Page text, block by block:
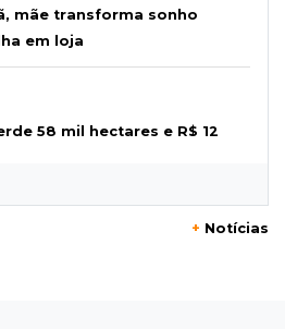
mãe transforma sonho
em loja
58 mil hectares e R$ 12
+ Notícias